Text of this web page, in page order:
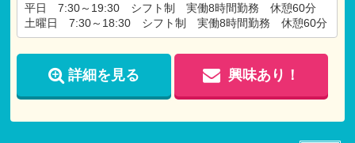
【各種手当】
交通費支給（上限あり 月額:20,000円)
残業手当
住宅手当
〇調整手当
〇研修手当
平日 7:30～19:30 シフト制 実働8時間勤務 休憩60分
土曜日 7:30～18:30 シフト制 実働8時間勤務 休憩60分
詳細を見る 興味あり！